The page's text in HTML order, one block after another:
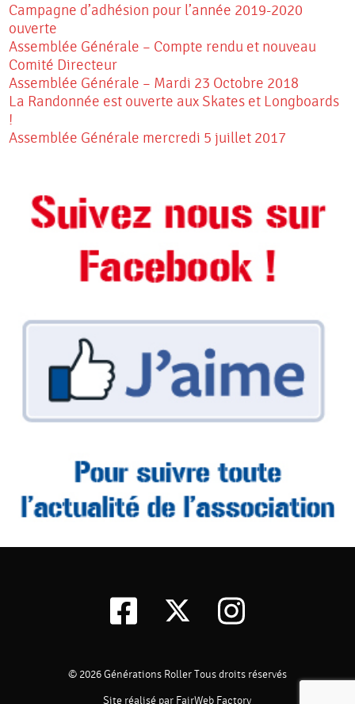
Campagne d’adhésion pour l’année 2019-2020
ouverte
Assemblée Générale – Compte rendu et nouveau
Comité Directeur
Assemblée Générale – Mardi 23 Octobre 2018
La Randonnée est ouverte aux Skates et Longboards
!
Assemblée Générale mercredi 5 juillet 2017
© 2026Générations RollerTous droits réservés
Site réalisé par FairWeb Factory